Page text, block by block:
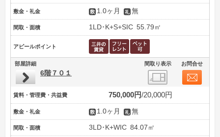
敷金・礼金 1.0ヶ月 無
間取・面積 1LD･K+S+SIC 55.79㎡
アピールポイント
部屋詳細 間取り表示 お問合せ
6階７０１
賃料・管理費・共益費 750,000円 20,000円
敷金・礼金 1.0ヶ月 無
間取・面積 3LD･K+WIC 84.07㎡